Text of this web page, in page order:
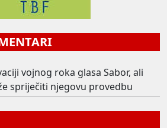
vojnog roka glasa Sabor, ali
spriječiti njegovu provedbu